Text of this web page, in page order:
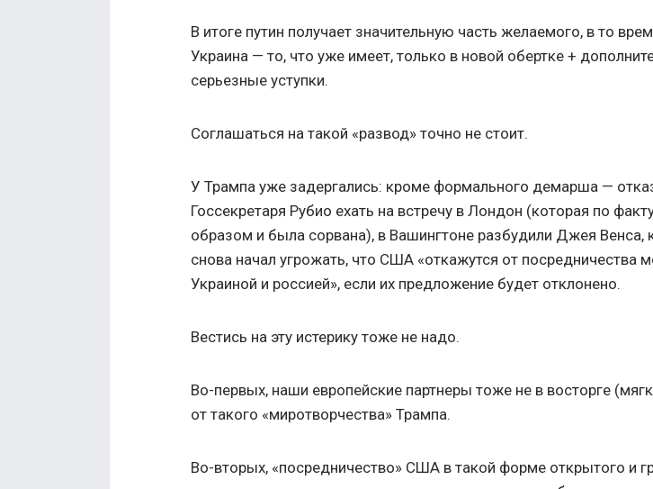
В итоге путин получает значительную часть желаемого, в то
Украина — то, что уже имеет, только в новой обертке +
серьезные уступки.
Соглашаться на такой «развод» точно не стоит.
У Трампа уже задергались: кроме формального демарша —
Госсекретаря Рубио ехать на встречу в Лондон (которая по
образом и была сорвана), в Вашингтоне разбудили Джея Венса,
снова начал угрожать, что США «откажутся от посредничества
Украиной и россией», если их предложение будет отклонено.
Вестись на эту истерику тоже не надо.
Во-первых, наши европейские партнеры тоже не в восторге
от такого «миротворчества» Трампа.
Во-вторых, «посредничество» США в такой форме открытого и